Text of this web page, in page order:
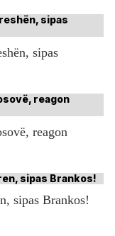
sipas
reagon
sipas Brankos!